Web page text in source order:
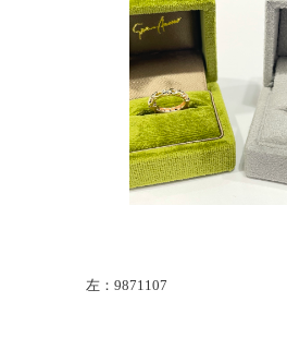
左： 9871107